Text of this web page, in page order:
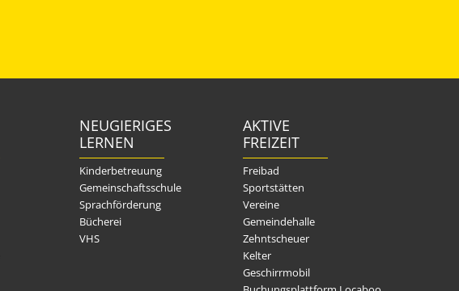
NEUGIERIGES
LERNEN
Kinderbetreuung
Gemeinschaftsschule
Sprachförderung
Bücherei
VHS
AKTIVE
FREIZEIT
Freibad
Sportstätten
Vereine
Gemeindehalle
Zehntscheuer
Kelter
Geschirrmobil